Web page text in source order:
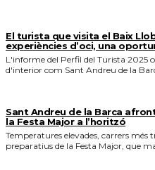
El turista que visita el Baix
experiències d’oci, una
L'informe del Perfil del Turista 2025
d'interior com Sant Andreu de la
Sant Andreu de la Barca
la Festa Major a l’horitzó
Temperatures elevades, carrers més
preparatius de la Festa Major, que